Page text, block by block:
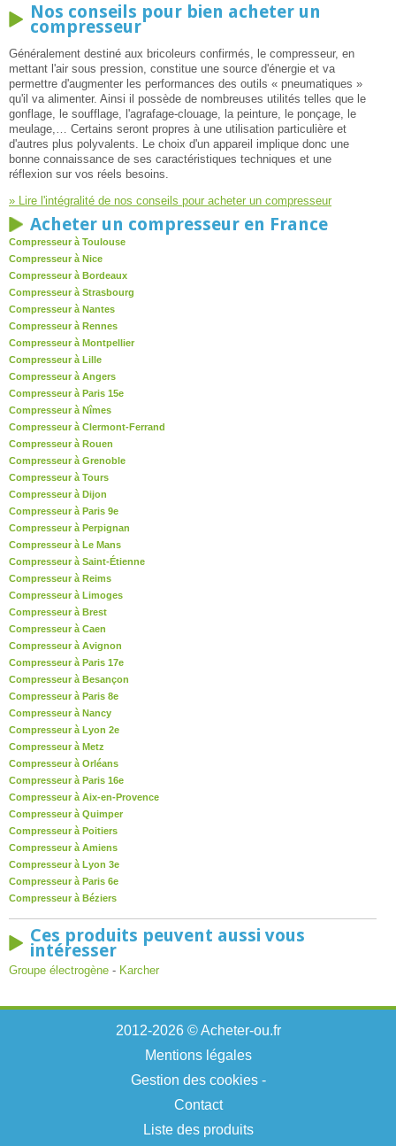
Nos conseils pour bien acheter un
compresseur
Généralement destiné aux bricoleurs confirmés, le compresseur, en
mettant l'air sous pression, constitue une source d'énergie et va
permettre d'augmenter les performances des outils « pneumatiques »
qu'il va alimenter. Ainsi il possède de nombreuses utilités telles que le
gonflage, le soufflage, l'agrafage-clouage, la peinture, le ponçage, le
meulage,… Certains seront propres à une utilisation particulière et
d'autres plus polyvalents. Le choix d'un appareil implique donc une
bonne connaissance de ses caractéristiques techniques et une
réflexion sur vos réels besoins.
» Lire l'intégralité de nos conseils pour acheter un compresseur
Acheter un compresseur en France
Compresseur à Toulouse
Compresseur à Nice
Compresseur à Bordeaux
Compresseur à Strasbourg
Compresseur à Nantes
Compresseur à Rennes
Compresseur à Montpellier
Compresseur à Lille
Compresseur à Angers
Compresseur à Paris 15e
Compresseur à Nîmes
Compresseur à Clermont-Ferrand
Compresseur à Rouen
Compresseur à Grenoble
Compresseur à Tours
Compresseur à Dijon
Compresseur à Paris 9e
Compresseur à Perpignan
Compresseur à Le Mans
Compresseur à Saint-Étienne
Compresseur à Reims
Compresseur à Limoges
Compresseur à Brest
Compresseur à Caen
Compresseur à Avignon
Compresseur à Paris 17e
Compresseur à Besançon
Compresseur à Paris 8e
Compresseur à Nancy
Compresseur à Lyon 2e
Compresseur à Metz
Compresseur à Orléans
Compresseur à Paris 16e
Compresseur à Aix-en-Provence
Compresseur à Quimper
Compresseur à Poitiers
Compresseur à Amiens
Compresseur à Lyon 3e
Compresseur à Paris 6e
Compresseur à Béziers
Ces produits peuvent aussi vous
intéresser
Groupe électrogène - Karcher
2012-2026 © Acheter-ou.fr
Mentions légales
Gestion des cookies-
Contact
Liste des produits